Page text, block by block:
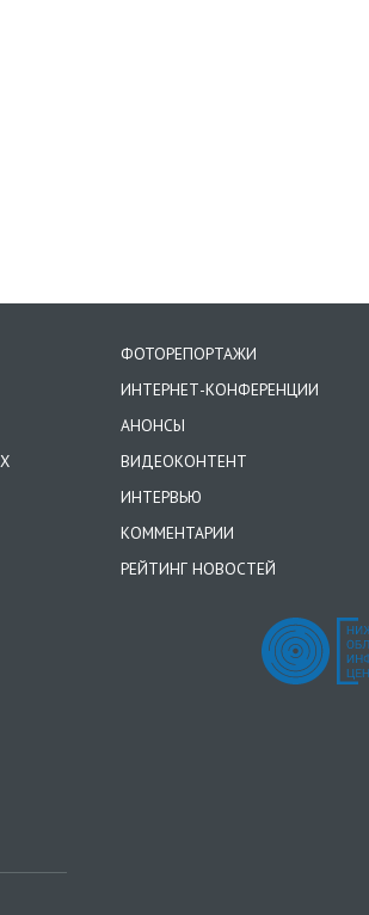
ФОТОРЕПОРТАЖИ
ИНТЕРНЕТ-КОНФЕРЕНЦИИ
АНОНСЫ
ВИДЕОКОНТЕНТ
ИНТЕРВЬЮ
КОММЕНТАРИИ
РЕЙТИНГ НОВОСТЕЙ